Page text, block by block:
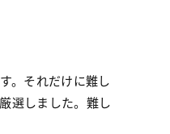
。それだけに難し
選しました。難し